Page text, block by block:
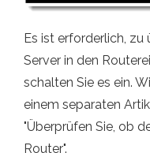
Es ist erforderlich, zu
Server in den
schalten Sie es ein.
einem separaten
"Überprüfen Sie, ob
Router".